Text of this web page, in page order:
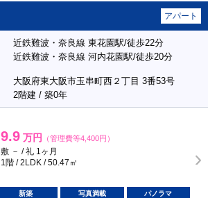
アパート
近鉄難波・奈良線 東花園駅/徒歩22分
近鉄難波・奈良線 河内花園駅/徒歩20分
大阪府東大阪市玉串町西２丁目 3番53号
2階建 / 築0年
9.9 万円 （管理費等4,400円）
敷 － / 礼 1ヶ月
1階 / 2LDK / 50.47㎡
新築 写真満載 パノラマ